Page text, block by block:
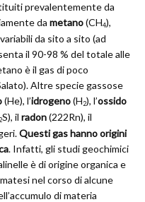
prevalentemente da
da metano(CH4),
da sito a sito (ad
il 90-98 % del totale alle
è il gas di poco
Altre specie gassose
(He), l’idrogeno(H2), l’ossido
S), il radon(222Rn), il
Questi gas hanno origini
. Infatti, gli studi geochimici
è di origine organica e
nel corso di alcune
di materia